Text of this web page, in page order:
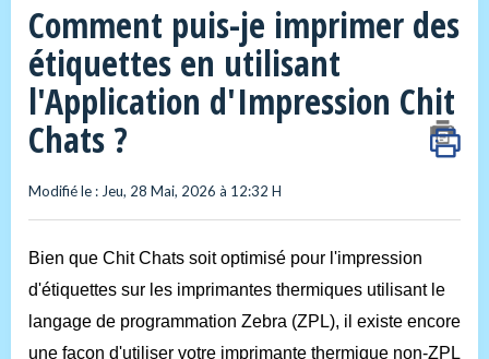
Comment puis-je imprimer des
étiquettes en utilisant
l'Application d'Impression Chit
Chats ?
Modifié le : Jeu, 28 Mai, 2026 à 12:32 H
Bien que Chit Chats soit optimisé pour l'impression
d'étiquettes sur les imprimantes thermiques utilisant le
langage de programmation Zebra (ZPL), il existe encore
une façon d'utiliser votre imprimante thermique non-ZPL